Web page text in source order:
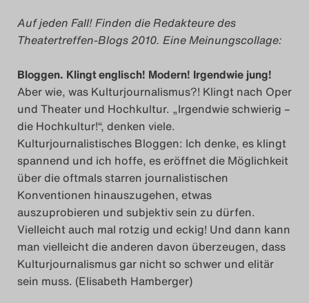
Naviagtion
Das Theatertreffen-Blog
2012
Das Theatertreffen-Blog
2013
Das Theatertreffen-Blog
2014
Das Theatertreffen-Blog
2015
Das Theatertreffen-Blog
2016
Auf jeden Fall! Finden die Redakteure des
Theatertreffen-Blogs 2010. Eine Meinungscollage:
Bloggen. Klingt englisch! Modern! Irgendwie jung!
Aber wie, was Kulturjournalismus?! Klingt nach Oper
und Theater und Hochkultur. „Irgendwie schwierig –
die Hochkultur!“, denken viele.
Kulturjournalistisches Bloggen: Ich denke, es klingt
spannend und ich hoffe, es eröffnet die Möglichkeit
über die oftmals starren journalistischen
Konventionen hinauszugehen, etwas
auszuprobieren und subjektiv sein zu dürfen.
Vielleicht auch mal rotzig und eckig! Und dann kann
man vielleicht die anderen davon überzeugen, dass
Kulturjournalismus gar nicht so schwer und elitär
sein muss. (Elisabeth Hamberger)